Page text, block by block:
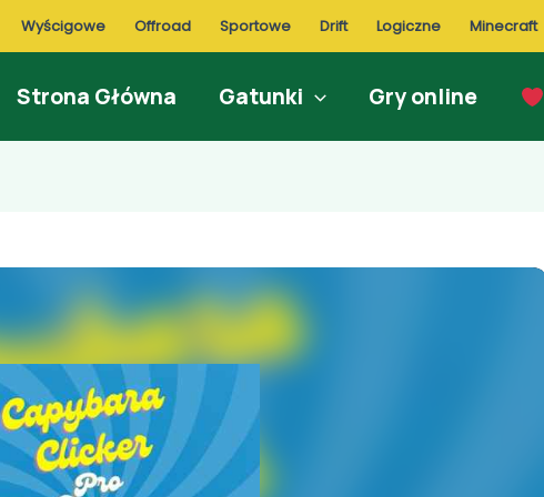
Wyścigowe Offroad Sportowe Drift Logiczne Minecraft
Strona Główna Gatunki Gry online